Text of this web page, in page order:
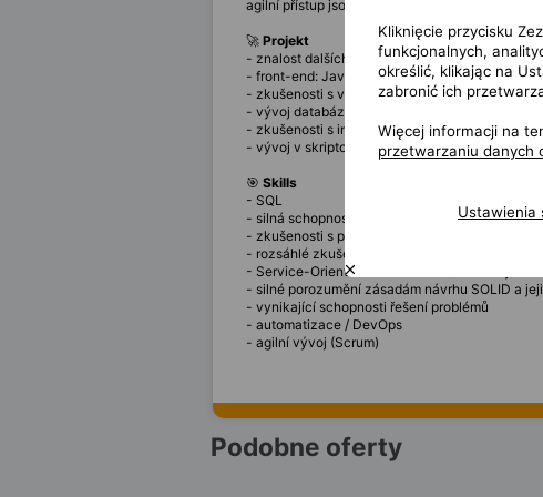
agilní přístup jsou nezbytné.
🚀 Projekt
- znalost dalších programovacích jazyků,
- front-end: JavaScript/TypeScript, React
- zkušenosti s vývojem systémů pro kreditní
- vývoj databází, ideálně se SQL Serverem
- zkušenosti s in-memory datovými gridy a/
- vývoj v skriptovacím jazyce, například Python
🎯 Skills
- SQL
- silná schopnost porozumět složitým
- zkušenosti s procesy řízenými pravidly,
- rozsáhlé zkušenosti s vývojem softwaru,
- Service-Oriented Architecture (SOA) s využitím
- silné porozumění zásadám návrhu SOLID a
- vynikající schopnosti řešení problémů
- automatizace / DevOps
- agilní vývoj (Scrum)
Podobne oferty
Kliknięcie przycisku
funkcjonalnych,
określić, klikając na
zabronić ich
Więcej informacji na
przetwarzaniu danych
Ustawienia